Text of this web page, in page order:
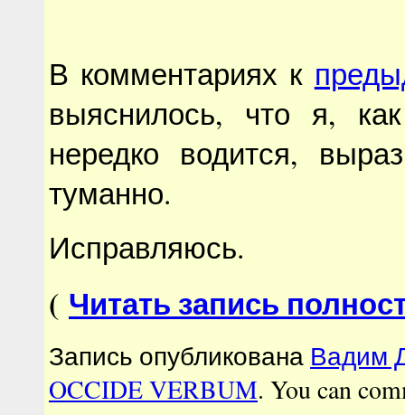
В комментариях к
выяснилось, что я,
нередко водится,
туманно.
Исправляюсь.
( Читать запись
Запись опубликована Вадим
OCCIDE VERBUM. You can